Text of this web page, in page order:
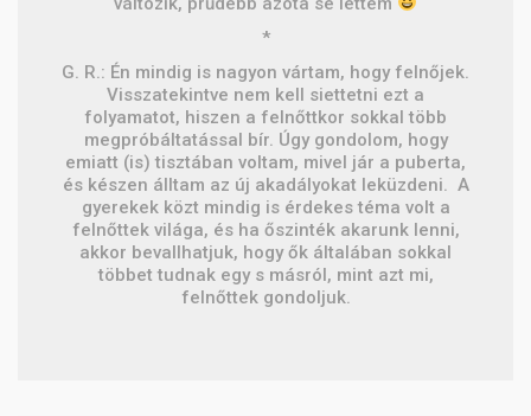
*
G. R.: Én mindig is nagyon vártam, hogy felnőjek.
Visszatekintve nem kell siettetni ezt a
folyamatot, hiszen a felnőttkor sokkal több
megpróbáltatással bír. Úgy gondolom, hogy
emiatt (is) tisztában voltam, mivel jár a puberta,
és készen álltam az új akadályokat leküzdeni. A
gyerekek közt mindig is érdekes téma volt a
felnőttek világa, és ha őszinték akarunk lenni,
akkor bevallhatjuk, hogy ők általában sokkal
többet tudnak egy s másról, mint azt mi,
felnőttek gondoljuk.